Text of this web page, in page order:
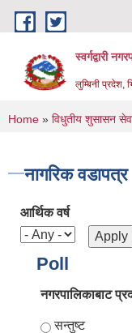
Skip to main content
स्वर्गद्वारी
लुम्बिनी प्रदेश,
You are
Home » विधुतीय शुसासन
नागरिक वडापत्र
आर्थिक वर्ष
Poll
नगरपालिकाबाट
Choices
सन्तुष्ट